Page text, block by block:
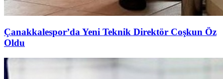
Çanakkalespor’da Yeni Teknik Direktör Coşkun Öz
Oldu